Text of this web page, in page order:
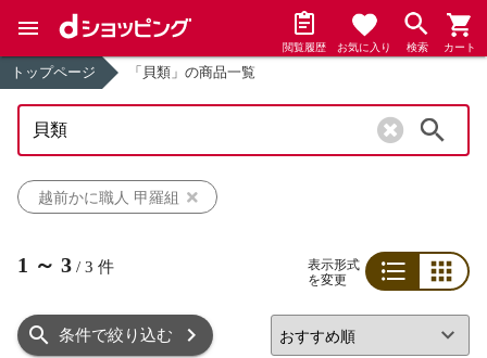
閲覧履歴 お気に入り 検索 カート
トップページ 「貝類」の商品一覧
越前かに職人 甲羅組
1 ～ 3 / 3 件
表示形式
を変更
条件で絞り込む